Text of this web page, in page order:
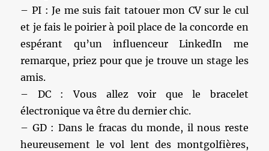
– PI : Je me suis fait tatouer mon CV sur le cul
et je fais le poirier à poil place de la concorde en
espérant qu’un influenceur LinkedIn me
remarque, priez pour que je trouve un stage les
amis.
– DC : Vous allez voir que le bracelet
électronique va être du dernier chic.
– GD : Dans le fracas du monde, il nous reste
heureusement le vol lent des montgolfières,